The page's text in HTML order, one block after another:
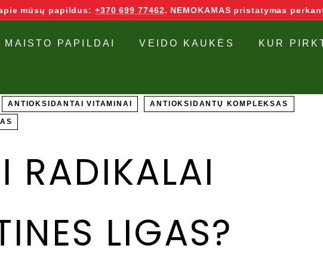
mūsų papildus: +370 699 77462. NEMOKAMAS pristatymas
MAISTO PAPILDAI VEIDO KAUKĖS KUR
ANTIOKSIDANTAI VITAMINAI ANTIOKSIDANTŲ KOMPLEKSAS
RADIKALAI
LIGAS?